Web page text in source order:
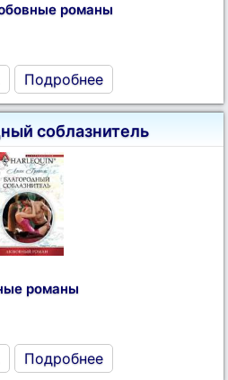
романы
Подробнее
соблазнитель
романы
Подробнее